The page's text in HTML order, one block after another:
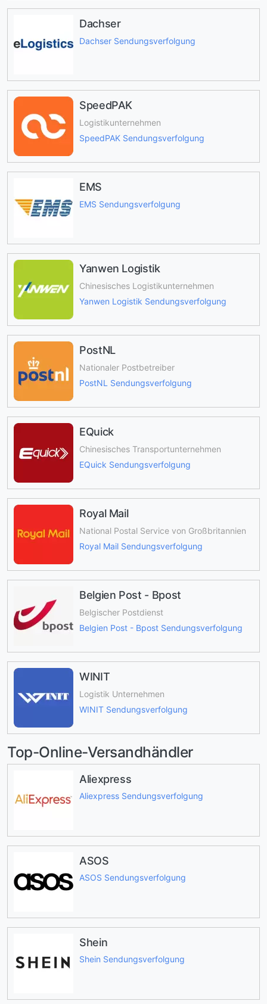
Dachser
Dachser Sendungsverfolgung
SpeedPAK
Logistikunternehmen
SpeedPAK Sendungsverfolgung
EMS
EMS Sendungsverfolgung
Yanwen Logistik
Chinesisches Logistikunternehmen
Yanwen Logistik Sendungsverfolgung
PostNL
Nationaler Postbetreiber
PostNL Sendungsverfolgung
EQuick
Chinesisches Transportunternehmen
EQuick Sendungsverfolgung
Royal Mail
National Postal Service von Großbritannien
Royal Mail Sendungsverfolgung
Belgien Post - Bpost
Belgischer Postdienst
Belgien Post - Bpost Sendungsverfolgung
WINIT
Logistik Unternehmen
WINIT Sendungsverfolgung
Top-Online-Versandhändler
Aliexpress
Aliexpress Sendungsverfolgung
ASOS
ASOS Sendungsverfolgung
Shein
Shein Sendungsverfolgung